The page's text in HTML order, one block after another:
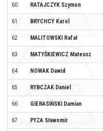
60 RATAJCZYK Szymon
61 BRYCHCY Karol
62 MALITOWSKI Rafał
63 MATYŚKIEWICZ Mateusz
64 NOWAK Dawid
65 RYBCZAK Daniel
66 GIERASIŃSKI Damian
67 PYZA Sławomir